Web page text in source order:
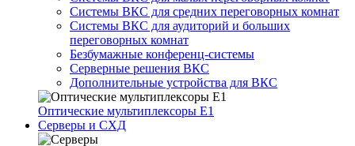
Системы ВКС для средних переговорных комнат
Системы ВКС для аудиторий и больших
переговорных комнат
Безбумажные конференц-системы
Серверные решения ВКС
Дополнительные устройства для ВКС
Оптические мультиплексоры Е1
Серверы и СХД